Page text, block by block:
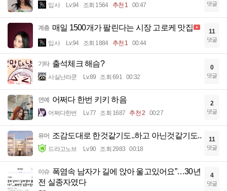
입사 Lv.94 조회 1564 추천 1 00:47 댓글
계층 매일 1500개가 팔린다는 시장 고로케 맛집
입사 Lv.94 조회 1884 추천 1 00:44
11
댓글
기타 출석체크 해슴?
사실난라쿤 Lv.89 조회 691 00:32
0
댓글
연예 어쩌다 한번 키키 하음
어쩌다한번 Lv.77 조회 1687 추천 2 00:27
2
댓글
유머 조감도대로 한것같기도..하고 아닌것같기도..
드라고노브 Lv.90 조회 2983 00:18
11
댓글
이슈 폭염속 남자가 길에 앉아 울고있어요”…30년
전 실종자였다
4
댓글